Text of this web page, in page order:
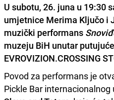
U subotu, 26. juna u 19:30
umjetnice Merima Ključo i
muzički performans
muzeju BiH unutar
EVROVIZION.CROSSING
Povod za performans je
Pickle Bar